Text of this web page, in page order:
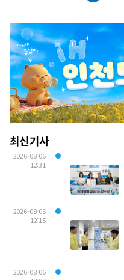
최신기사
2026-08-06
12:31
2026-08-06
12:15
2026-08-06